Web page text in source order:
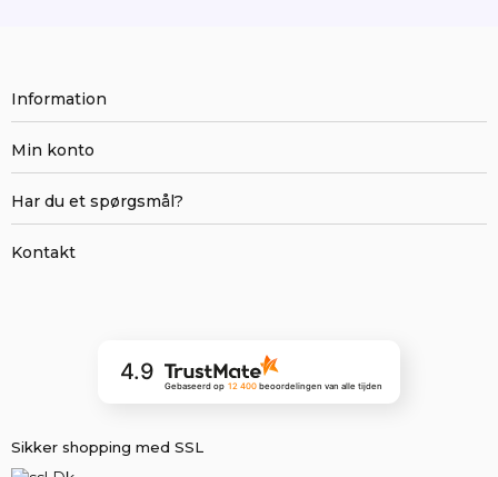
Information
Min konto
Har du et spørgsmål?
Kontakt
4.9
Gebaseerd op 12 400 beoordelingenvan alle tijden
Sikker shopping med SSL